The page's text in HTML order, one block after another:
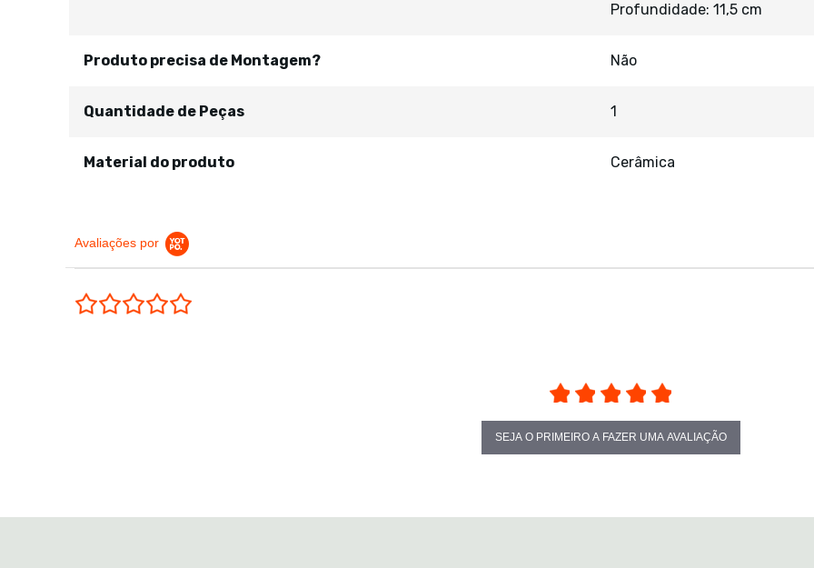
Profundidade: 11,5 cm
Produto precisa de Montagem? Não
Quantidade de Peças 1
Material do produto Cerâmica
Avaliações por
SEJA O PRIMEIRO A FAZER UMA AVALIAÇÃO